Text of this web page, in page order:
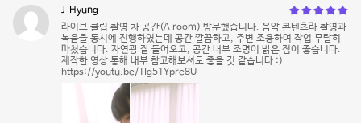
J_Hyung
라이브 클립 촬영 차 공간(A room) 방문했습니다. 음악 콘텐츠라 촬영과
녹음을 동시에 진행하였는데 공간 깔끔하고, 주변 조용하여 작업 무탈히
마쳤습니다. 자연광 잘 들어오고, 공간 내부 조명이 밝은 점이 좋습니다.
제작한 영상 통해 내부 참고해보셔도 좋을 것 같습니다 :)
https://youtu.be/TIg51Ypre8U